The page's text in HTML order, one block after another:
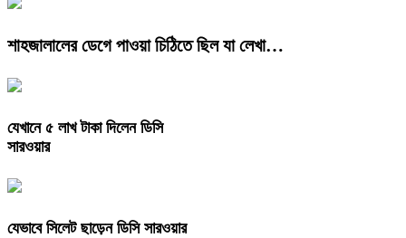
শাহজালালের ডেগে পাওয়া চিঠিতে ছিল যা লেখা…
যেখানে ৫ লাখ টাকা দিলেন ডিসি
সারওয়ার
যেভাবে সিলেট ছাড়েন ডিসি সারওয়ার